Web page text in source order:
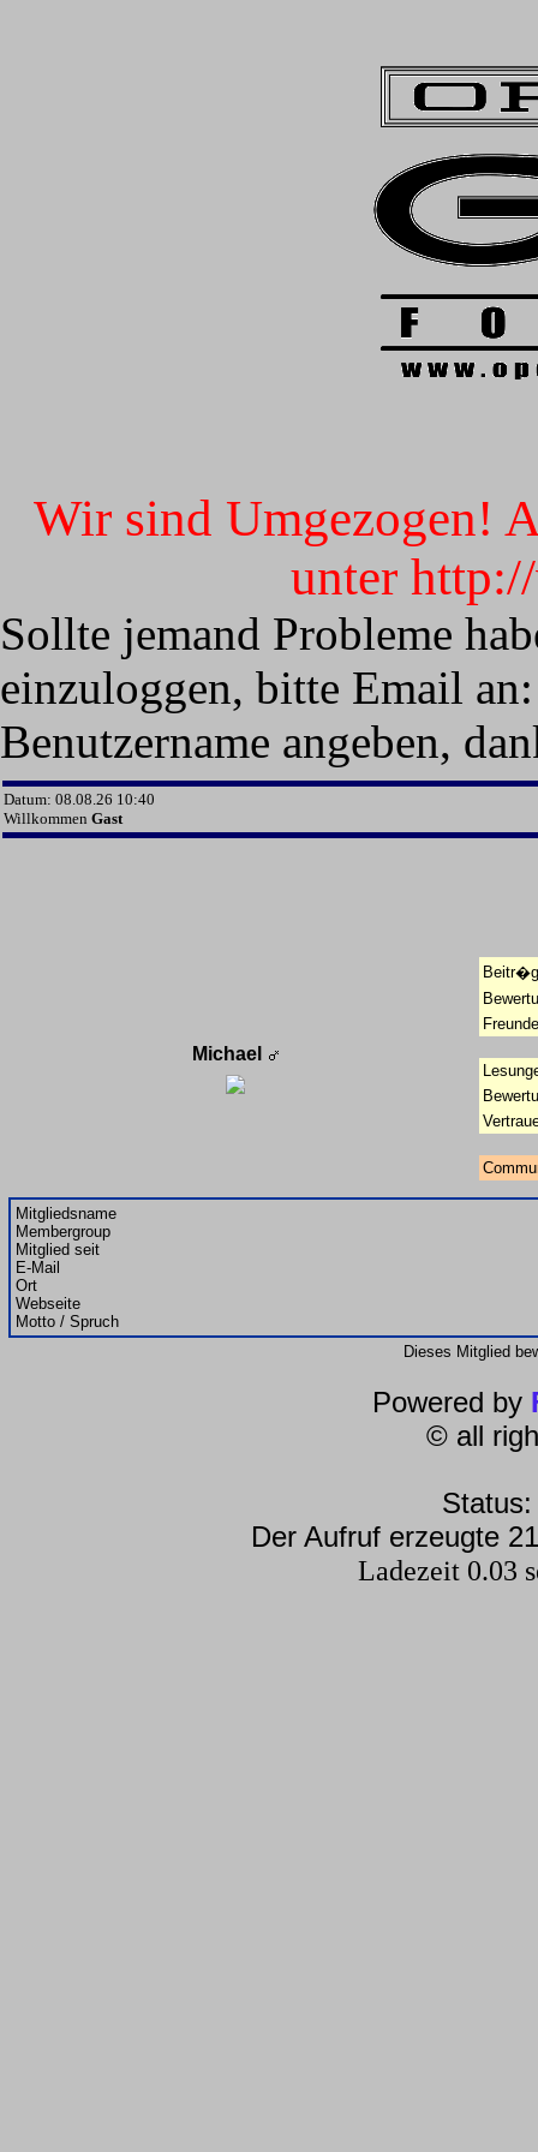
Wir sind Umgezogen!
unter
Sollte jemand Probleme
einzuloggen, bitte Email
Benutzername angeben,
Datum: 08.08.26 10:40
Willkommen Gast
Michael
Mitgliedsname
Membergroup
Mitglied seit
E-Mail
Ort
Webseite
Motto / Spruch
Dieses Mitglied
Powered by
© all
Der Aufruf erzeugte
Ladezeit 0.03